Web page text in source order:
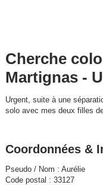
Cherche
Martignas -
Urgent, suite à une
solo avec mes deux filles
Coordonnées &
Pseudo / Nom : Aurélie
Code postal : 33127